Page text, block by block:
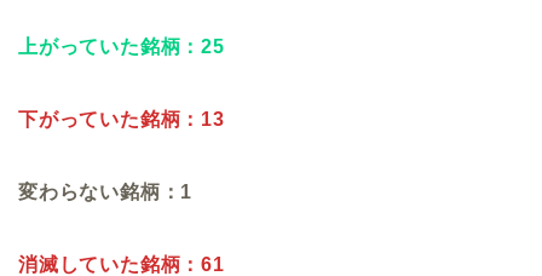
上がっていた銘柄：25
下がっていた銘柄：13
変わらない銘柄：1
消滅していた銘柄：61